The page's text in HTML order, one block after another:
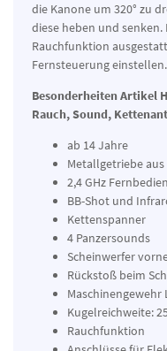
die Kanone um 320° zu
diese heben und
Rauchfunktion
Fernsteuerung einstellen.
Besonderheiten Artikel
Rauch, Sound,
ab 14 Jahre
Metallgetriebe aus
2,4 GHz
BB-Shot und
Kettenspanner
4 Panzersounds
Scheinwerfer
Rückstoß beim
Kugelreichweite:
Rauchfunktion